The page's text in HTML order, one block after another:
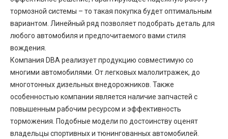
тормозной системы – то такая покупка будет оптимальным
вариантом. Линейный ряд позволяет подобрать деталь для
любого автомобиля и предпочитаемого вами стиля
вождения.
Компания DBA реализует продукцию совместимую со
многими автомобилями. От легковых малолитражек, до
многотонных дизельных внедорожников. Также
особенностью компании является наличие запчастей с
повышенным рабочим ресурсом и эффективность
торможения. Подобные модели по достоинству оценят
владельцы спортивных и тюнингованных автомобилей.